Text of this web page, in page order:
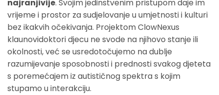
najranjivije. Svojim jedinstvenim pristupom daje im
vrijeme i prostor za sudjelovanje u umjetnosti i kulturi
bez ikakvih očekivanja. Projektom ClowNexus
klaunovidoktori djecu ne svode na njihovo stanje ili
okolnosti, već se usredotočujemo na dublje
razumijevanje sposobnosti i prednosti svakog djeteta
s poremećajem iz autističnog spektra s kojim
stupamo u interakciju.